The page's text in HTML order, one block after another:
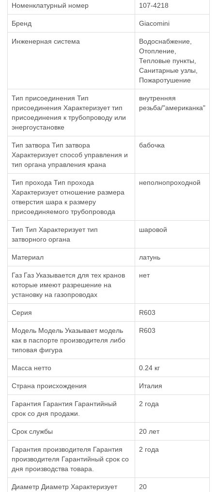
Номенклатурный номер 107-4218
Бренд Giacomini
Инженерная система
Водоснабжение,
Отопление,
Тепловые пункты,
Санитарные узлы,
Пожаротушение
Тип присоединения Тип
присоединения Характеризует тип
присоединения к трубопроводу или
энергоустановке
внутренняя
резьба/"американка"
Тип затвора Тип затвора
Характеризует способ управления и
тип органа управления крана
бабочка
Тип прохода Тип прохода
Характеризует отношение размера
отверстия шара к размеру
присоединяемого трубопровода
неполнопроходной
Тип Тип Характеризует тип
затворного органа
шаровой
Материал латунь
Газ Газ Указывается для тех кранов
которые имеют разрешение на
установку на газопроводах
нет
Серия R603
Модель Модель Указывает модель
как в паспорте производителя либо
типовая фигура
R603
Масса нетто 0.24 кг
Страна происхождения Италия
Гарантия Гарантия Гарантийный
срок со дня продажи.
2 года
Срок службы 20 лет
Гарантия производителя Гарантия
производителя Гарантийный срок со
дня производства товара.
2 года
Диаметр Диаметр Характеризует
20